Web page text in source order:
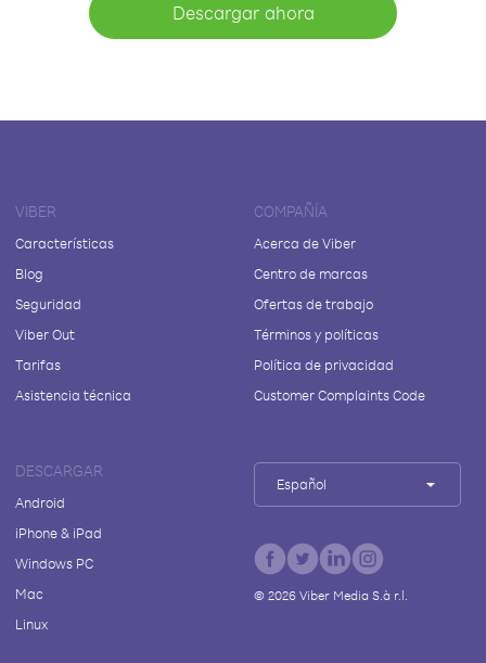
Descargar ahora
VIBER
Características
Blog
Seguridad
Viber Out
Tarifas
Asistencia técnica
COMPAÑÍA
Acerca de Viber
Centro de marcas
Ofertas de trabajo
Términos y políticas
Política de privacidad
Customer Complaints Code
DESCARGAR
Android
iPhone & iPad
Windows PC
Mac
Linux
Español
© 2026Viber Media S.à r.l.